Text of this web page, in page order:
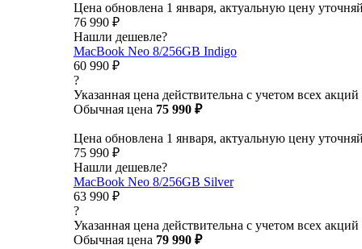
Цена обновлена 1 января, актуальную цену
76 990 ₽
Нашли дешевле?
MacBook Neo 8/256GB Indigo
60 990 ₽
?
Указанная цена действительна с учетом всех акций
Обычная цена 75 990 ₽
Цена обновлена 1 января, актуальную цену
75 990 ₽
Нашли дешевле?
MacBook Neo 8/256GB Silver
63 990 ₽
?
Указанная цена действительна с учетом всех акций
Обычная цена 79 990 ₽